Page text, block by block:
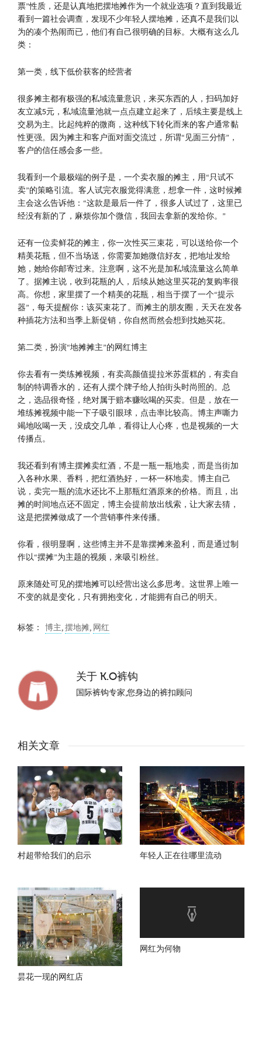
票”性质，还是认真地把摆地摊作为一个就业选项？直到我最近
看到一篇社会调查，发现不少年轻人摆地摊，还真不是我们以
为的凑个热闹而已，他们有自己很明确的目标。大概有这么几
类：
第一类，线下低价获客的经营者
很多摊主都有极强的私域流量意识，来买东西的人，扫码加好
友立减5元，私域流量池就一点点建立起来了，后续主要是线上
交易为主。比起纯粹的微商，这种线下转化而来的客户通常黏
性更强。因为摊主和客户面对面交流过，所谓“见面三分情”，
客户的信任感会多一些。
我看到一个最极端的例子是，一个卖衣服的摊主，用“只试不
卖”的策略引流。客人试完衣服觉得满意，想拿一件，这时候摊
主会这么告诉他：“这款是最后一件了，很多人试过了，这里已
经没有新的了，麻烦你加个微信，我回去拿新的发给你。”
还有一位卖鲜花的摊主，你一次性买三束花，可以送给你一个
精美花瓶，但不当场送，你需要加她微信好友，把地址发给
她，她给你邮寄过来。注意啊，这不光是加私域流量这么简单
了。据摊主说，收到花瓶的人，后续从她这里买花的复购率很
高。你想，家里摆了一个精美的花瓶，相当于摆了一个“提示
器”，每天提醒你：该买束花了。而摊主的朋友圈，天天在发各
种插花方法和当季上新促销，你自然而然会想到找她买花。
第二类，扮演“地摊摊主”的网红博主
你去看有一类练摊视频，有卖高颜值提拉米苏蛋糕的，有卖自
制的特调香水的，还有人摆个牌子给人拍街头时尚照的。总
之，选品很奇怪，绝对属于赔本赚吆喝的买卖。但是，放在一
堆练摊视频中能一下子吸引眼球，点击率比较高。博主声嘶力
竭地吆喝一天，没成交几单，看得让人心疼，也是视频的一大
传播点。
我还看到有博主摆摊卖红酒，不是一瓶一瓶地卖，而是当街加
入各种水果、香料，把红酒热好，一杯一杯地卖。博主自己
说，卖完一瓶的流水还比不上那瓶红酒原来的价格。而且，出
摊的时间地点还不固定，博主会提前放出线索，让大家去猜，
这是把摆摊做成了一个营销事件来传播。
你看，很明显啊，这些博主并不是靠摆摊来盈利，而是通过制
作以“摆摊”为主题的视频，来吸引粉丝。
原来随处可见的摆地摊可以经营出这么多思考。这世界上唯一
不变的就是变化，只有拥抱变化，才能拥有自己的明天。
标签： 博主,摆地摊, 网红
关于 K.O裤钩
国际裤钩专家,您身边的裤扣顾问
相关文章
村超带给我们的启示 年轻人正在往哪里流动
昙花一现的网红店
网红为何物